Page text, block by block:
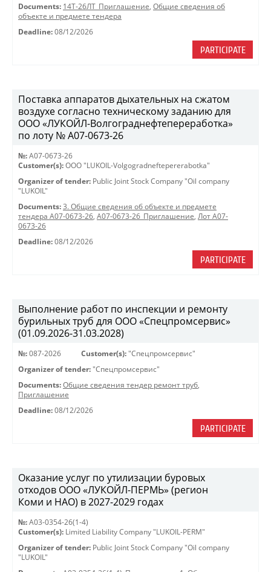
Documents: 14Т-26ЛТ_Приглашение, Общие сведения об
объекте и предмете тендера
Deadline: 08/12/2026
PARTICIPATE
Поставка аппаратов дыхательных на сжатом
воздухе согласно техническому заданию для
ООО «ЛУКОЙЛ-Волгограднефтепереработка»
по лоту № A07-0673-26
№: A07-0673-26
Customer(s): OOO "LUKOIL-Volgogradneftepererabotka"
Organizer of tender: Public Joint Stock Company "Oil company
"LUKOIL"
Documents: 3. Общие сведения об объекте и предмете
тендера A07-0673-26, A07-0673-26_Приглашение, Лот A07-
0673-26
Deadline: 08/12/2026
PARTICIPATE
Выполнение работ по инспекции и ремонту
бурильных труб для ООО «Спецпромсервис»
(01.09.2026-31.03.2028)
№: 087-2026 Customer(s): "Спецпромсервис"
Organizer of tender: "Спецпромсервис"
Documents: Общие сведения тендер ремонт труб,
Приглашение
Deadline: 08/12/2026
PARTICIPATE
Оказание услуг по утилизации буровых
отходов ООО «ЛУКОЙЛ-ПЕРМЬ» (регион
Коми и НАО) в 2027-2029 годах
№: A03-0354-26(1-4)
Customer(s): Limited Liability Company "LUKOIL-PERM"
Organizer of tender: Public Joint Stock Company "Oil company
"LUKOIL"